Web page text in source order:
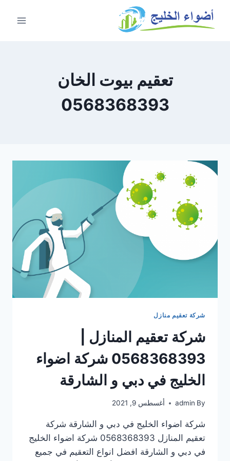
تعقيم بيوت الخان
0568368393
شركة تعقيم منازل
شركة تعقيم المنازل |
0568368393 شركة اضواء
الخليج في دبي و الشارقة
By
admin أغسطس 9, 2021
شركة اضواء الخليج في دبي و الشارقة شركة
تعقيم المنازل 0568368393 شركة اضواء الخليج
في دبي و الشارقة افضل انواع التعقيم في جميع